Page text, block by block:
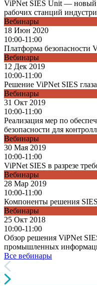
ViPNet SIES Unit — новый
рабочих станций
Вебинары
18 Июн 2020
10:00-11:00
Платформа безопасности
Вебинары
12 Дек 2019
10:00-11:00
Решение ViPNet SIES
Вебинары
31 Окт 2019
10:00-11:00
Реализация мер по
безопасности для
Вебинары
30 Мая 2019
10:00-11:00
ViPNet SIES в разрезе
Вебинары
28 Мар 2019
10:00-11:00
Компоненты решения
Вебинары
25 Окт 2018
10:00-11:00
Обзор решения ViPNet
промышленных
Все вебинары